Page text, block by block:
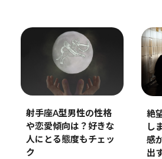
射手座A型男性の性格
や恋愛傾向は？好きな
人にとる態度もチェッ
ク
絶
し
感
出